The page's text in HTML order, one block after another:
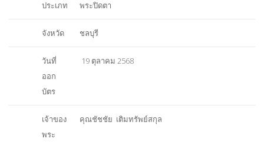
ประเภท พระปิดตา
จังหวัด ชลบุรี
วันที่
ออก
บัตร
19 ตุลาคม 2568
เจ้าของ
พระ
คุณชัชชัย เติมทรัพย์สกุล